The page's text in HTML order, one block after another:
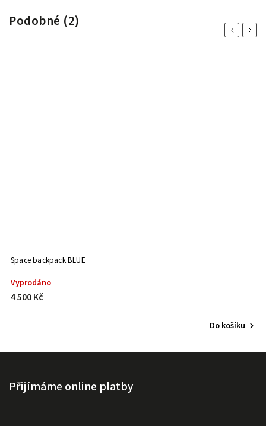
Podobné (2)
Previous
Space backpack BLUE
Vyprodáno
4 500 Kč
Do košíku
Next
Přijímáme online platby